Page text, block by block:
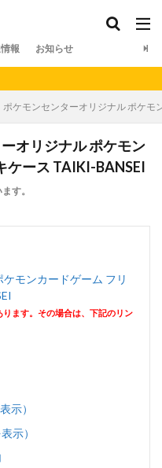
報 お知らせ
ポケモンセンターオリジナル ポケ
オリジナル ポケモン
ケース TAIKI-BANSEI
す。
モンカードゲーム フリ
ます。その場合は、下記のリン
示）
示）